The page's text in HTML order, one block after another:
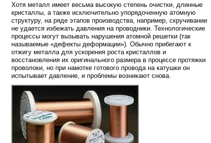
Хотя металл имеет весьма высокую степень очистки, длинные
кристаллы, а также исключительно упорядоченную атомную
структуру, на ряде этапов производства, например, скручивании
не удается избежать давления на проводники. Технологические
процессы могут вызывать нарушения атомной решетки (так
называемые «дефекты деформации»). Обычно прибегают к
отжигу металла для ускорения роста кристаллов и
восстановления их оригинального размера в процессе протяжки
проволоки, но при намотке готового провода на катушки он
испытывает давление, и проблемы возникают снова.